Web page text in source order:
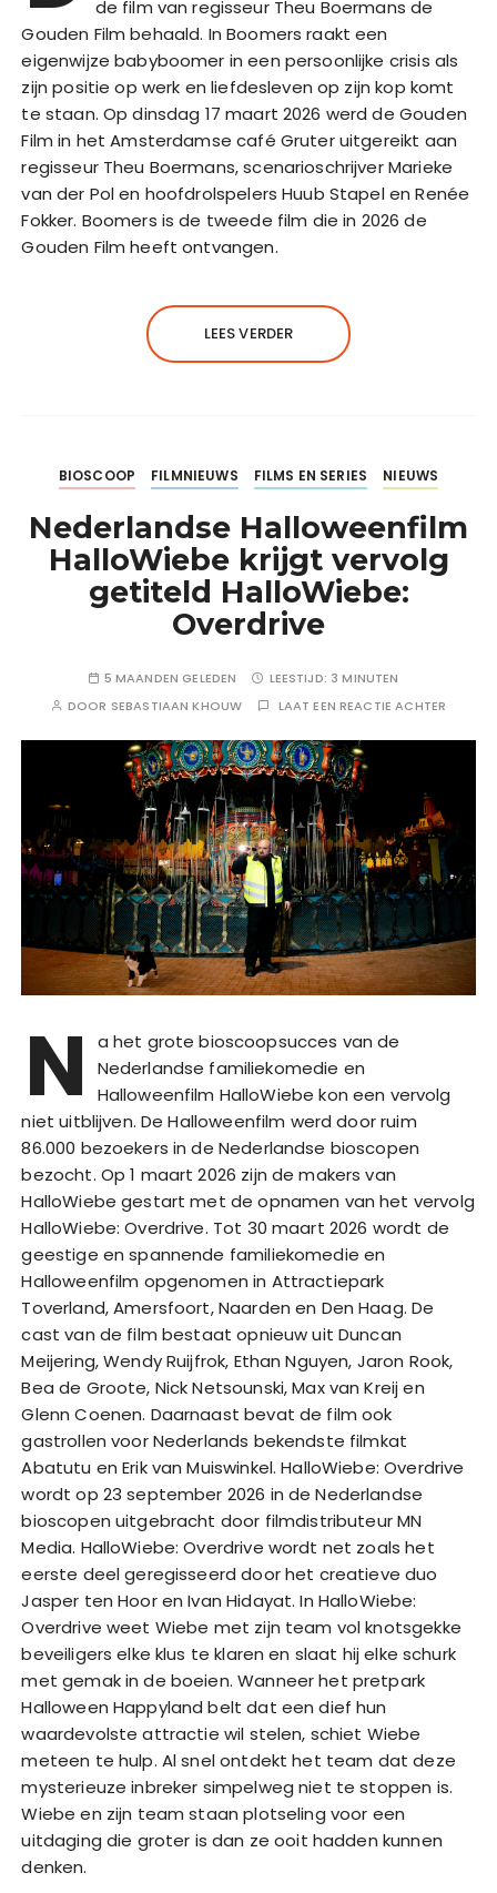
de film van regisseur Theu Boermans de
Gouden Film behaald. In Boomers raakt een
eigenwijze babyboomer in een persoonlijke crisis als
zijn positie op werk en liefdesleven op zijn kop komt
te staan. Op dinsdag 17 maart 2026 werd de Gouden
Film in het Amsterdamse café Gruter uitgereikt aan
regisseur Theu Boermans, scenarioschrijver Marieke
van der Pol en hoofdrolspelers Huub Stapel en Renée
Fokker. Boomers is de tweede film die in 2026 de
Gouden Film heeft ontvangen.
LEES VERDER
BIOSCOOP FILMNIEUWS FILMS EN SERIES NIEUWS
Nederlandse Halloweenfilm
HalloWiebe krijgt vervolg
getiteld HalloWiebe:
Overdrive
5 MAANDEN GELEDEN LEESTIJD: 3 MINUTEN
DOOR SEBASTIAAN KHOUW LAAT EEN REACTIE ACHTER
N
a het grote bioscoopsucces van de
Nederlandse familiekomedie en
Halloweenfilm HalloWiebe kon een vervolg
niet uitblijven. De Halloweenfilm werd door ruim
86.000 bezoekers in de Nederlandse bioscopen
bezocht. Op 1 maart 2026 zijn de makers van
HalloWiebe gestart met de opnamen van het vervolg
HalloWiebe: Overdrive. Tot 30 maart 2026 wordt de
geestige en spannende familiekomedie en
Halloweenfilm opgenomen in Attractiepark
Toverland, Amersfoort, Naarden en Den Haag. De
cast van de film bestaat opnieuw uit Duncan
Meijering, Wendy Ruijfrok, Ethan Nguyen, Jaron Rook,
Bea de Groote, Nick Netsounski, Max van Kreij en
Glenn Coenen. Daarnaast bevat de film ook
gastrollen voor Nederlands bekendste filmkat
Abatutu en Erik van Muiswinkel. HalloWiebe: Overdrive
wordt op 23 september 2026 in de Nederlandse
bioscopen uitgebracht door filmdistributeur MN
Media. HalloWiebe: Overdrive wordt net zoals het
eerste deel geregisseerd door het creatieve duo
Jasper ten Hoor en Ivan Hidayat. In HalloWiebe:
Overdrive weet Wiebe met zijn team vol knotsgekke
beveiligers elke klus te klaren en slaat hij elke schurk
met gemak in de boeien. Wanneer het pretpark
Halloween Happyland belt dat een dief hun
waardevolste attractie wil stelen, schiet Wiebe
meteen te hulp. Al snel ontdekt het team dat deze
mysterieuze inbreker simpelweg niet te stoppen is.
Wiebe en zijn team staan plotseling voor een
uitdaging die groter is dan ze ooit hadden kunnen
denken.